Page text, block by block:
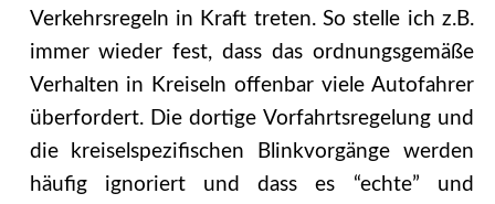
Verkehrsregeln in Kraft treten. So stelle ich z.B.
immer wieder fest, dass das ordnungsgemäße
Verhalten in Kreiseln offenbar viele Autofahrer
überfordert.Die dortige Vorfahrtsregelung und
die kreiselspezifischen Blinkvorgänge werden
häufig ignoriert und dass es “echte” und